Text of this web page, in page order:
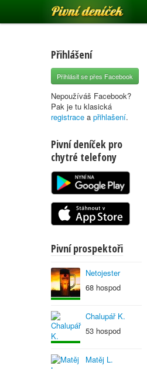
Pivní deníček
Přihlášení
Přihlásit se přes Facebook
Nepoužíváš Facebook?
Pak je tu klasická
registrace a přihlašení.
Pivní deníček pro
chytré telefony
Pivní prospektoři
Netojester
68 hospod
Chalupář K.
53 hospod
Matěj L.